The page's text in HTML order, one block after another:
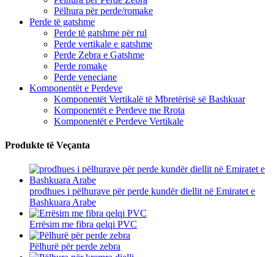
Pëlhura për perde/romake
Perde të gatshme
Perde të gatshme për rul
Perde vertikale e gatshme
Perde Zebra e Gatshme
Perde romake
Perde veneciane
Komponentët e Perdeve
Komponentët Vertikalë të Mbretërisë së Bashkuar
Komponentët e Perdeve me Rrota
Komponentët e Perdeve Vertikale
Produkte të Veçanta
prodhues i pëlhurave për perde kundër diellit në Emiratet e
Bashkuara Arabe
Errësim me fibra qelqi PVC
Pëlhurë për perde zebra